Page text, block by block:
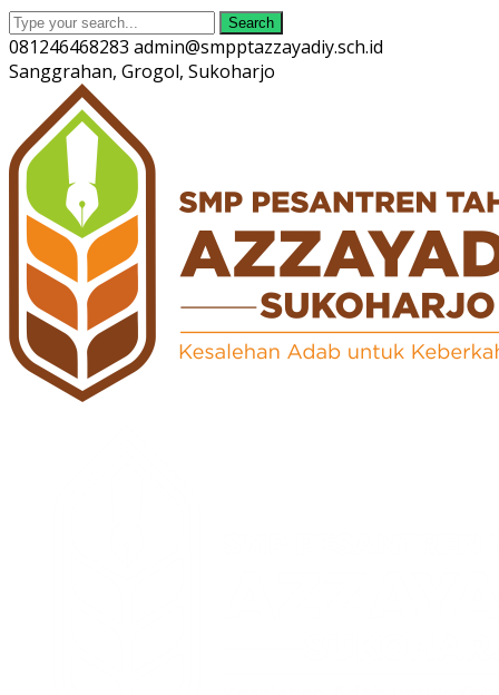
Search
081246468283 admin@smpptazzayadiy.sch.id
Sanggrahan, Grogol, Sukoharjo
Twitter
Profile
Facebook
Profile
Instagram
Profile
Youtube
Profile